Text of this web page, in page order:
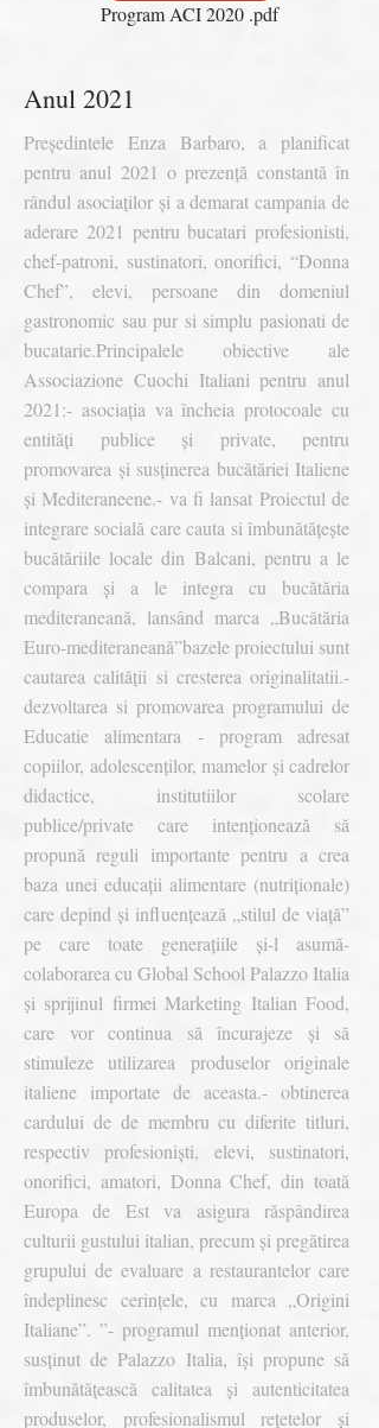
Program ACI 2020 .pdf
Anul 2021
Președintele Enza Barbaro, a planificat
pentru anul 2021 o prezență constantă în
rândul asociaților și a demarat campania de
aderare 2021 pentru bucatari profesionisti,
chef-patroni, sustinatori, onorifici, “Donna
Chef”, elevi, persoane din domeniul
gastronomic sau pur si simplu pasionati de
bucatarie.Principalele obiective ale
Associazione Cuochi Italiani pentru anul
2021:- asociația va încheia protocoale cu
entități publice și private, pentru
promovarea și susținerea bucătăriei Italiene
și Mediteraneene.- va fi lansat Proiectul de
integrare socială care cauta si îmbunătățește
bucătăriile locale din Balcani, pentru a le
compara și a le integra cu bucătăria
mediteraneană, lansând marca „Bucătăria
Euro-mediteraneană”bazele proiectului sunt
cautarea calităţii si cresterea originalitatii.-
dezvoltarea si promovarea programului de
Educatie alimentara - program adresat
copiilor, adolescenților, mamelor și cadrelor
didactice, institutiilor scolare
publice/private care intenționează să
propună reguli importante pentru a crea
baza unei educații alimentare (nutriționale)
care depind și influențează „stilul de viață”
pe care toate generațiile și-l asumă-
colaborarea cu Global School Palazzo Italia
și sprijinul firmei Marketing Italian Food,
care vor continua să încurajeze și să
stimuleze utilizarea produselor originale
italiene importate de aceasta.- obtinerea
cardului de de membru cu diferite titluri,
respectiv profesioniști, elevi, sustinatori,
onorifici, amatori, Donna Chef, din toată
Europa de Est va asigura răspândirea
culturii gustului italian, precum și pregătirea
grupului de evaluare a restaurantelor care
îndeplinesc cerinţele, cu marca „Origini
Italiane”. ”- programul menționat anterior,
susținut de Palazzo Italia, își propune să
îmbunătățească calitatea și autenticitatea
produselor, profesionalismul rețetelor și